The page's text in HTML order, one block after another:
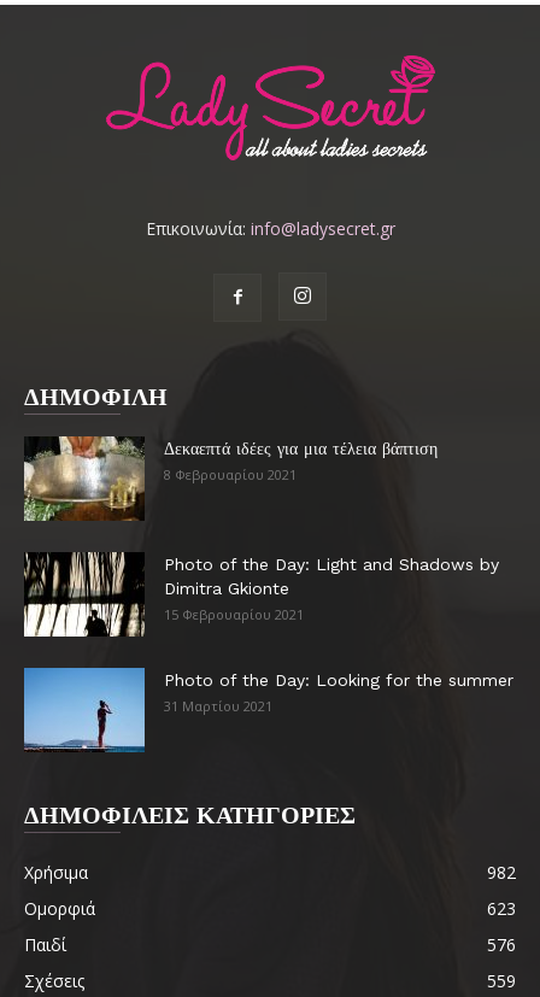
Επικοινωνία: info@ladysecret.gr
ΔΗΜΟΦΙΛΗ
Δεκαεπτά ιδέες για μια τέλεια βάπτιση
8 Φεβρουαρίου 2021
Photo of the Day: Light and Shadows by
Dimitra Gkionte
15 Φεβρουαρίου 2021
Photo of the Day: Looking for the summer
31 Μαρτίου 2021
ΔΗΜΟΦΙΛΕΙΣ ΚΑΤΗΓΟΡΙΕΣ
Χρήσιμα
982
Ομορφιά
623
Παιδί
576
Σχέσεις
559